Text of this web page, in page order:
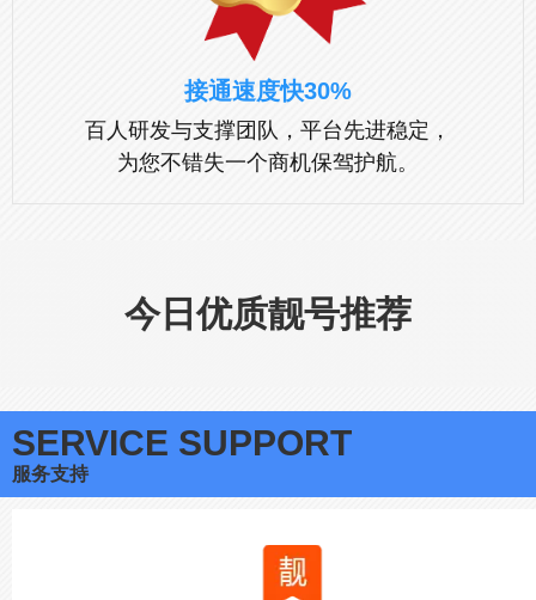
接通速度快30%
百人研发与支撑团队，平台先进稳定，
为您不错失一个商机保驾护航。
今日优质靓号推荐
SERVICE SUPPORT
服务支持